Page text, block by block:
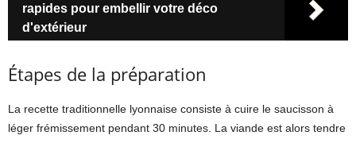
rapides pour embellir votre déco
d'extérieur
Étapes de la préparation
La recette traditionnelle lyonnaise consiste à cuire le saucisson à
léger frémissement pendant 30 minutes. La viande est alors tendre